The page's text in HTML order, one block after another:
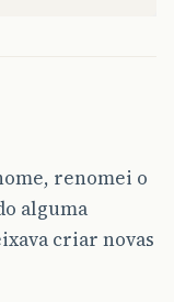
renomei o
alguma
criar novas